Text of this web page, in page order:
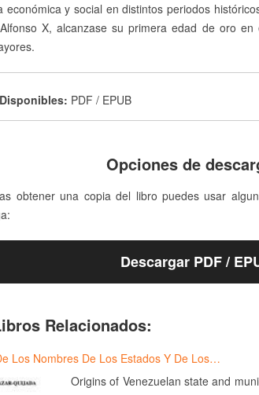
económica y social en distintos periodos
X, alcanzase su primera edad de oro
PDF / EPUB
Opciones de
obtener una copia del libro puedes usar
Descargar PDF /
Relacionados:
Los Nombres De Los Estados Y De Los…
Origins of Venezuelan state and